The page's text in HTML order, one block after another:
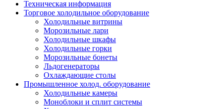
Техническая информация
Торговое холодильное оборудование
Холодильные витрины
Морозильные лари
Холодильные шкафы
Холодильные горки
Морозильные бонеты
Льдогенераторы
Охлаждающие столы
Промышленное холод. оборудование
Холодильные камеры
Моноблоки и сплит системы